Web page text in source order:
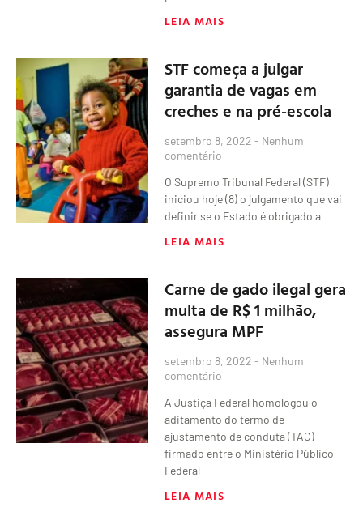
LEIA MAIS
STF começa a julgar
garantia de vagas em
creches e na pré-escola
setembro 8, 2022 Nenhum
comentário
O Supremo Tribunal Federal (STF)
iniciou hoje (8) o julgamento que vai
definir se o Estado é obrigado a
LEIA MAIS
Carne de gado ilegal gera
multa de R$ 1 milhão,
assegura MPF
setembro 8, 2022 Nenhum
comentário
A Justiça Federal homologou o
aditamento do termo de
ajustamento de conduta (TAC)
firmado entre o Ministério Público
Federal
LEIA MAIS